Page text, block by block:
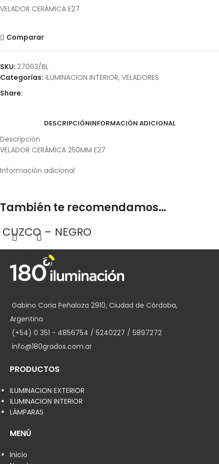
VELADOR CERÁMICA E27
Comparar
SKU: 27063/BL
Categorías: ILUMINACION INTERIOR, VELADORES
Share:
DESCRIPCIÓNINFORMACIÓN ADICIONAL
Descripción
VELADOR CERÁMICA 250MM E27
Información adicional
También te recomendamos…
CUZCO – NEGRO
Ver producto
Gabino Coria Peñaloza 2910, Ciudad de Córdoba,
Argentina
(+54) 0 351 - 4856754 / 5240227 / 5897272
info@180grados.com.ar
PRODUCTOS
ILUMINACION EXTERIOR
ILUMINACION INTERIOR
LÁMPARAS
MENÚ
Inicio